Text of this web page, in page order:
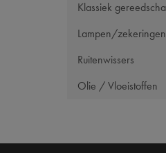
Klassiek
Lampen/zekeringen
Ruitenwissers
Olie / Vloeistoffen